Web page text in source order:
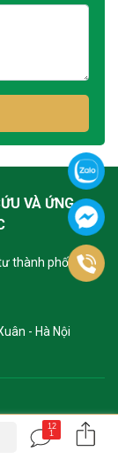
12
1
VÀ ỨNG
thành phố Hà
- Hà Nội
HCM
ĐẶT LỊCH KHÁM